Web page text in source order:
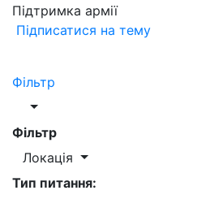
Підтримка армії
Підписатися на тему
Фільтр
Фільтр
Локація
Тип питання: